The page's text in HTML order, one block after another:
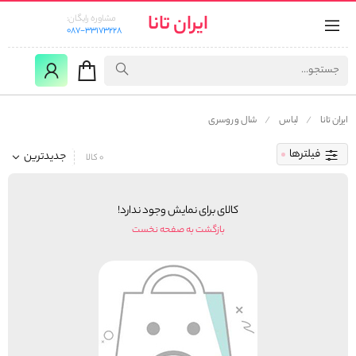
ایران تانا
مشاوره رایگان:
087-33173228
ایران تانا لباس شال و روسری
فیلترها جدیدترین 0 کالا
کالای برای نمایش وجود ندارد!
بازگشت به صفحه نخست